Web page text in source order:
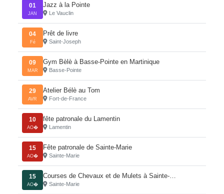
01
JAN
Jazz à la Pointe
Le Vauclin
04
Fé
Prêt de livre
Saint-Joseph
09
MAR
Gym Bèlè à Basse-Pointe en Martinique
Basse-Pointe
29
AVR
Atelier Bélè au Tom
Fort-de-France
10
AO�
fête patronale du Lamentin
Lamentin
15
AO�
Fête patronale de Sainte-Marie
Sainte-Marie
15
AO�
Courses de Chevaux et de Mulets à Sainte-…
Sainte-Marie